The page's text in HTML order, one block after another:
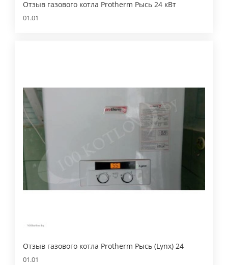
Отзыв газового котла Protherm Рысь 24 кВт
01.01
Отзыв газового котла Protherm Рысь (Lynx) 24
01.01